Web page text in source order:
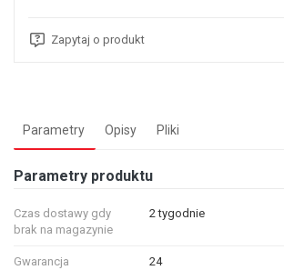
Zapytaj o produkt
Parametry Opisy Pliki
Parametry produktu
Czas dostawy gdy
brak na magazynie
2 tygodnie
Gwarancja 24